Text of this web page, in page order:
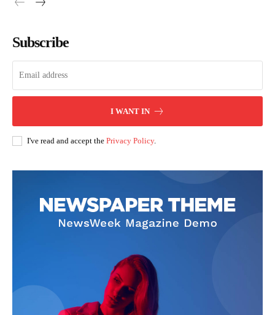
Subscribe
I WANT IN
I've read and accept the Privacy Policy.